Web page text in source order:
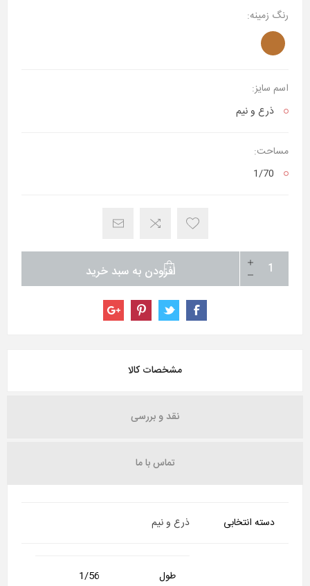
رنگ زمینه:
اسم سایز:
ذرع‌ و نیم
مساحت:
1/70
افزودن به سبد خرید
مشخصات کالا
نقد و بررسی
تماس با ما
دسته انتخابی ذرع و نیم
طول 1/56